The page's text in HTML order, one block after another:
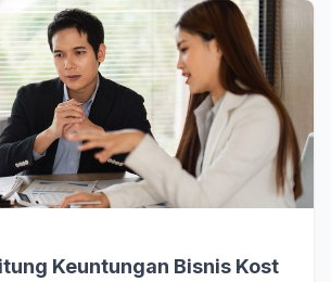
Keuntungan Bisnis Kost